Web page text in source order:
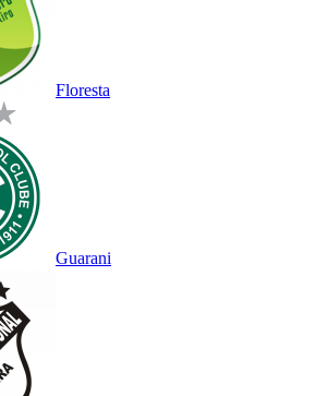
Floresta
Guarani